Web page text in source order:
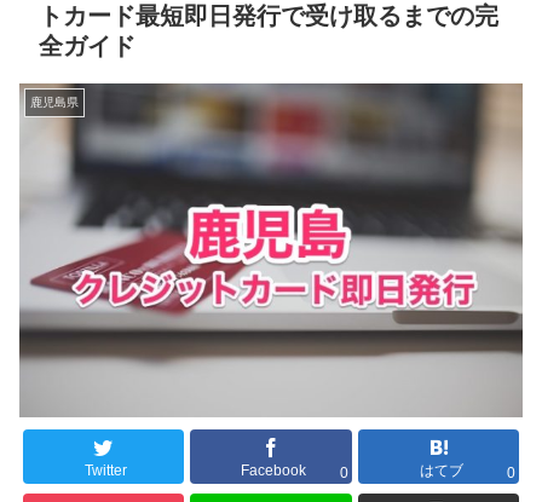
トカード最短即日発行で受け取るまでの完
全ガイド
鹿児島県
Twitter Facebook 0 はてブ 0